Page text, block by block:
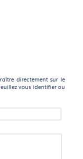
directement sur le
vous identifier ou